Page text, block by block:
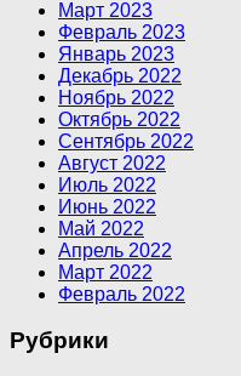
Март 2023
Февраль 2023
Январь 2023
Декабрь 2022
Ноябрь 2022
Октябрь 2022
Сентябрь 2022
Август 2022
Июль 2022
Июнь 2022
Май 2022
Апрель 2022
Март 2022
Февраль 2022
Рубрики